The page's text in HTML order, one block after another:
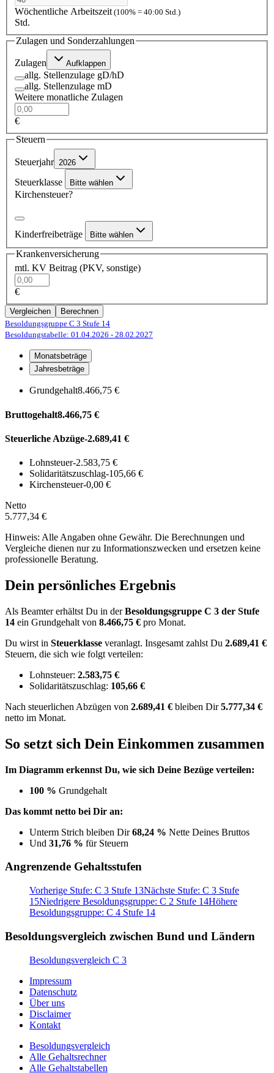
Wöchentliche Arbeitszeit (100% = 40:00 Std.)
Std.
Zulagen und Sonderzahlungen
Zulagen Aufklappen
allg. Stellenzulage gD/hD
allg. Stellenzulage mD
Weitere monatliche Zulagen
€
Steuern
Steuerjahr 2026
Steuerklasse Bitte wählen
Kirchensteuer?
Kinderfreibeträge Bitte wählen
Krankenversicherung
mtl. KV Beitrag (PKV, sonstige)
€
Vergleichen
Berechnen
Besoldungsgruppe C 3 Stufe 14
Besoldungstabelle: 01.04.2026 - 28.02.2027
Monatsbeträge
Jahresbeträge
Grundgehalt8.466,75 €
Bruttogehalt8.466,75 €
Steuerliche Abzüge-2.689,41 €
Lohnsteuer-2.583,75 €
Solidaritätszuschlag-105,66 €
Kirchensteuer-0,00 €
Netto
5.777,34 €
Hinweis: Alle Angaben ohne Gewähr. Die Berechnungen und
Vergleiche dienen nur zu Informationszwecken und ersetzen keine
professionelle Beratung.
Dein persönliches Ergebnis
Als Beamter erhältst Du in derBesoldungsgruppe C 3 der Stufe
14 ein Grundgehalt von 8.466,75 € pro Monat.
Du wirst in Steuerklasse veranlagt. Insgesamt zahlst Du 2.689,41 €
Steuern, die sich wie folgt verteilen:
Lohnsteuer: 2.583,75 €
Solidaritätszuschlag: 105,66 €
Nach steuerlichen Abzügen von 2.689,41 € bleiben Dir5.777,34 €
netto im Monat.
So setzt sich Dein Einkommen zusammen
Im Diagramm erkennst Du, wie sich Deine Bezüge verteilen:
100 % Grundgehalt
Das kommt netto bei Dir an:
Unterm Strich bleiben Dir68,24 % Nette Deines Bruttos
Und 31,76 % für Steuern
Angrenzende Gehaltsstufen
Vorherige Stufe: C 3 Stufe 13Nächste Stufe: C 3 Stufe
15Niedrigere Besoldungsgruppe: C 2 Stufe 14Höhere
Besoldungsgruppe: C 4 Stufe 14
Besoldungsvergleich zwischen Bund und Ländern
Besoldungsvergleich C 3
Impressum
Datenschutz
Über uns
Disclaimer
Kontakt
Besoldungsvergleich
Alle Gehaltsrechner
Alle Gehaltstabellen